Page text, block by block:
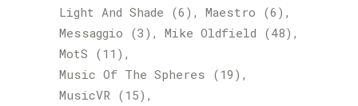
Light And Shade (6) Maestro (6)
Messaggio (3) Mike Oldfield (48)
MotS (11)
Music Of The Spheres (19)
MusicVR (15)